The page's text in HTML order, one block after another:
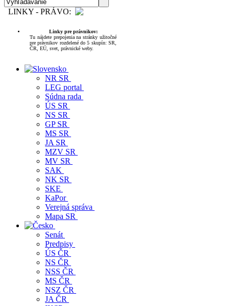
LINKY - PRÁVO:
Linky pre právnikov:
Tu nájdete prepojenia na stránky užitočné
pre právnikov rozdelené do 5 skupín: SR,
ČR, EÚ, svet, právnické weby.
NR SR
LEG portal
Súdna rada
ÚS SR
NS SR
GP SR
MS SR
JA SR
MZV SR
MV SR
SAK
NK SR
SKE
KaPor
Verejná správa
Mapa SR
Senát
Predpisy
ÚS ČR
NS ČR
NSS ČR
MS ČR
NSZ ČR
JA ČR